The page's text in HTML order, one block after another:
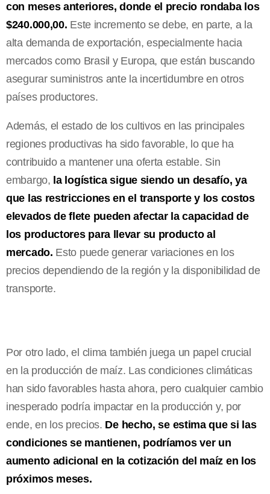
con meses anteriores, donde el precio rondaba los
$240.000,00. Este incremento se debe, en parte, a la
alta demanda de exportación, especialmente hacia
mercados como Brasil y Europa, que están buscando
asegurar suministros ante la incertidumbre en otros
países productores.
Además, el estado de los cultivos en las principales
regiones productivas ha sido favorable, lo que ha
contribuido a mantener una oferta estable. Sin
embargo, la logística sigue siendo un desafío, ya
que las restricciones en el transporte y los costos
elevados de flete pueden afectar la capacidad de
los productores para llevar su producto al
mercado. Esto puede generar variaciones en los
precios dependiendo de la región y la disponibilidad de
transporte.
Por otro lado, el clima también juega un papel crucial
en la producción de maíz. Las condiciones climáticas
han sido favorables hasta ahora, pero cualquier cambio
inesperado podría impactar en la producción y, por
ende, en los precios. De hecho, se estima que si las
condiciones se mantienen, podríamos ver un
aumento adicional en la cotización del maíz en los
próximos meses.